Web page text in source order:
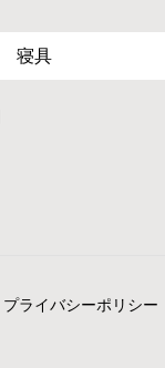
寝具
プライバシーポリシー